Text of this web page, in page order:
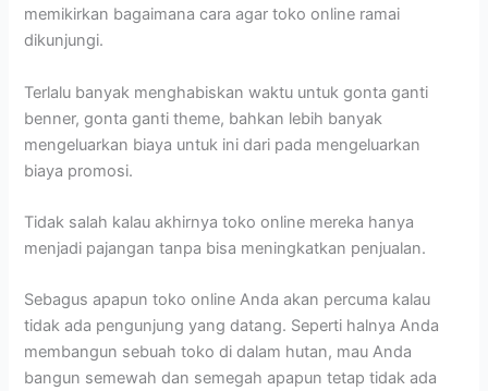
memikirkan bagaimana cara agar toko online ramai
dikunjungi.
Terlalu banyak menghabiskan waktu untuk gonta ganti
benner, gonta ganti theme, bahkan lebih banyak
mengeluarkan biaya untuk ini dari pada mengeluarkan
biaya promosi.
Tidak salah kalau akhirnya toko online mereka hanya
menjadi pajangan tanpa bisa meningkatkan penjualan.
Sebagus apapun toko online Anda akan percuma kalau
tidak ada pengunjung yang datang. Seperti halnya Anda
membangun sebuah toko di dalam hutan, mau Anda
bangun semewah dan semegah apapun tetap tidak ada